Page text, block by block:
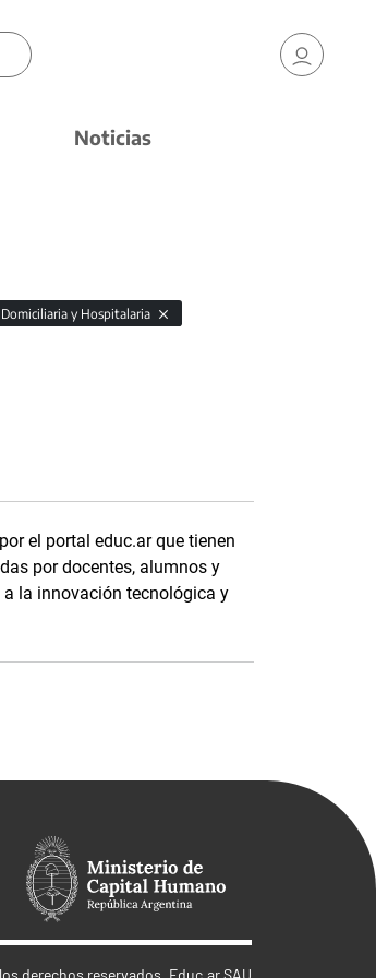
Noticias
y Hospitalaria
el portal educ.ar que tienen
por docentes, alumnos y
la innovación tecnológica y
derechos reservados. Educ.ar SAU